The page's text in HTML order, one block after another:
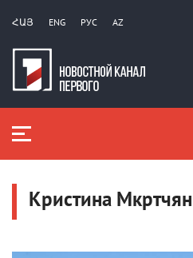
ՀԱՅ ENG РУС AZ
Кристина Мкртчян